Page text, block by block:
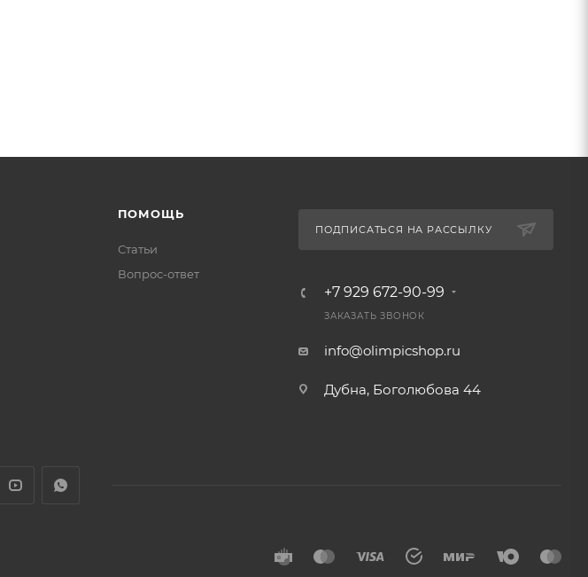
ПОМОЩЬ
Статьи
Вопрос-ответ
ПОДПИСАТЬСЯ НА РАССЫЛКУ
+7 929 672-90-99
ЗАКАЗАТЬ ЗВОНОК
info@olimpicshop.ru
Дубна, Боголюбова 44